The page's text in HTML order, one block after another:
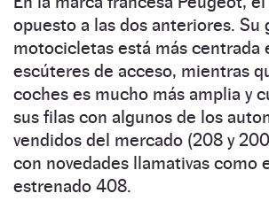
opuesto a las dos anteriores. Su
motocicletas está más centrada
escúteres de acceso, mientras
coches es mucho más amplia y
sus filas con algunos de los
vendidos del mercado (208 y
con novedades llamativas como
estrenado 408.